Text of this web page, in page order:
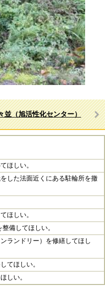
（旭活性化センター）
ほしい。
した法面近くにある駐輪所を撤
ほしい。
備してほしい。
ランドリー）を修繕してほし
てほしい。
しい。